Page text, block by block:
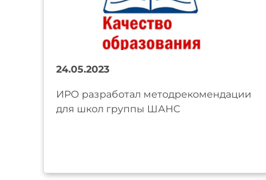
24.05.2023
ИРО разработал методрекомендации
для школ группы ШАНС